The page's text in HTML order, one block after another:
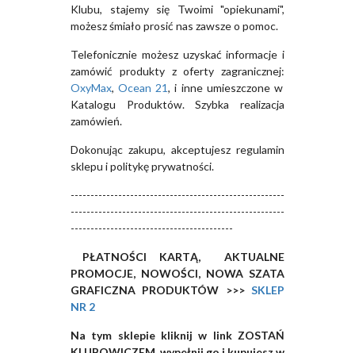
Klubu, stajemy się Twoimi "opiekunami",
możesz śmiało prosić nas zawsze o pomoc.
Telefonicznie możesz uzyskać informacje i
zamówić produkty z oferty zagranicznej:
OxyMax,Ocean 21, i inne umieszczone w
Katalogu Produktów. Szybka realizacja
zamówień.
Dokonując zakupu, akceptujesz regulamin
sklepu i politykę prywatności.
------------------------------------------------------
------------------------------------------------------
-----------------------------------------
PŁATNOŚCI KARTĄ, AKTUALNE
PROMOCJE, NOWOŚCI, NOWA SZATA
GRAFICZNA PRODUKTÓW >>>SKLEP
NR 2
Na tym sklepie kliknij w link ZOSTAŃ